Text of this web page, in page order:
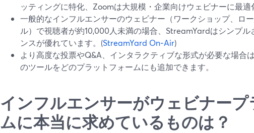
ッティングに特化、Zoomは大規模・企業向けウェビナーに最適
一般的なインフルエンサーのウェビナー（ワークショップ、ロ
ル）で視聴者が約10,000人未満の場合、StreamYardはシンプル
ンスが優れています。(StreamYard On‑Air)
より高度な投票やQ&A、インタラクティブな形式が必要な場合
のツールをどのプラットフォームにも追加できます。
インフルエンサーがウェビナー
ムに本当に求めているものは？